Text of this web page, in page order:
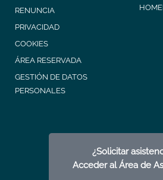
RENUNCIA
PRIVACIDAD
COOKIES
ÁREA RESERVADA
GESTIÓN DE DATOS
PERSONALES
¿Solicitar
Acceder al Área de